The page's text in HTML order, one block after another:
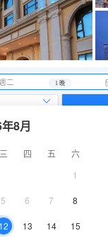
二 1 晚
8月
三 四 五
六
1
5 6 7 8
12 13 14 15
120㎡